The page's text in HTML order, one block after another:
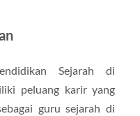
Sejarah di
peluang karir yang
guru sejarah di